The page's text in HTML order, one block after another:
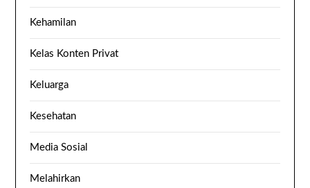
Kehamilan
Kelas Konten Privat
Keluarga
Kesehatan
Media Sosial
Melahirkan